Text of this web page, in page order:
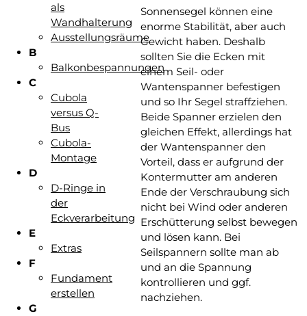
als
Wandhalterung
Ausstellungsräume
B
Balkonbespannungen
C
Cubola
versus Q-
Bus
Cubola-
Montage
D
D-Ringe in
der
Eckverarbeitung
E
Extras
F
Fundament
erstellen
G
Sonnensegel können eine
enorme Stabilität, aber auch
Gewicht haben. Deshalb
sollten Sie die Ecken mit
einem Seil- oder
Wantenspanner befestigen
und so Ihr Segel straffziehen.
Beide Spanner erzielen den
gleichen Effekt, allerdings hat
der Wantenspanner den
Vorteil, dass er aufgrund der
Kontermutter am anderen
Ende der Verschraubung sich
nicht bei Wind oder anderen
Erschütterung selbst bewegen
und lösen kann. Bei
Seilspannern sollte man ab
und an die Spannung
kontrollieren und ggf.
nachziehen.